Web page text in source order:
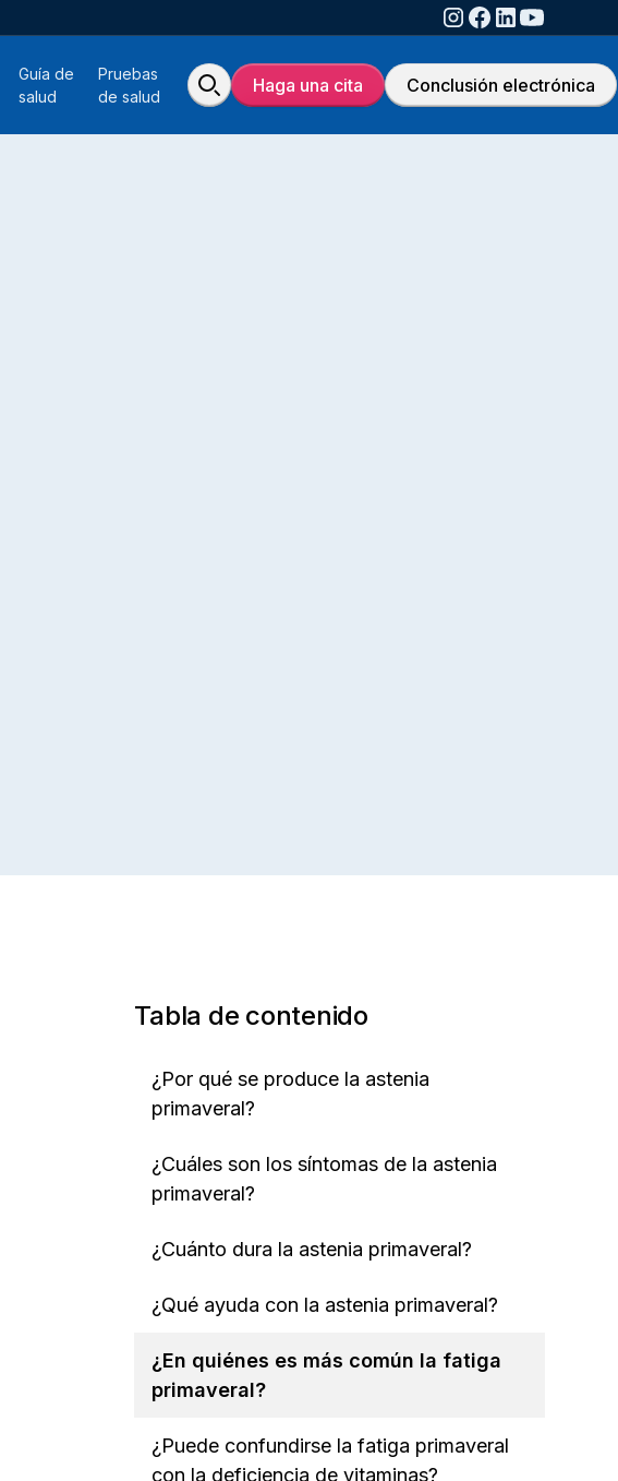
Guía de
salud
Pruebas
de salud
Haga una cita Conclusión electrónica
Tabla de contenido
¿Por qué se produce la astenia
primaveral?
¿Cuáles son los síntomas de la astenia
primaveral?
¿Cuánto dura la astenia primaveral?
¿Qué ayuda con la astenia primaveral?
¿En quiénes es más común la fatiga
primaveral?
¿Puede confundirse la fatiga primaveral
con la deficiencia de vitaminas?